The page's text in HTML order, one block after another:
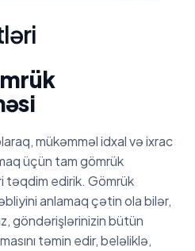
ləri
mükəmməl idxal və ixrac
üçün tam gömrük
təqdim edirik. Gömrük
anlamaq çətin ola bilər,
göndərişlərinizin bütün
təmin edir, beləliklə,